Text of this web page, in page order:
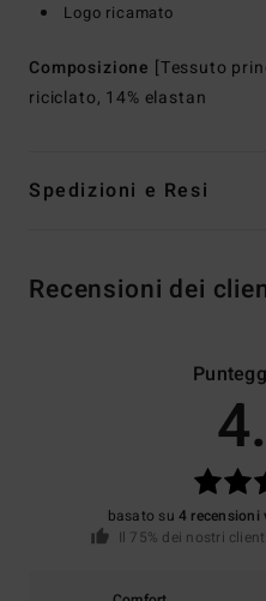
Logo ricamato
Composizione [Tessuto
riciclato, 14% elastan
Spedizioni e Resi
Recensioni dei
basato su4 recensioni
Il 75% dei nostri